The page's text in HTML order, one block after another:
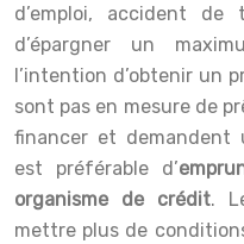
d’emploi, accident
d’épargner un
l’intention d’obtenir un
sont pas en mesure de
financer et demandent
est préférable d’
organisme de crédit.
mettre plus de